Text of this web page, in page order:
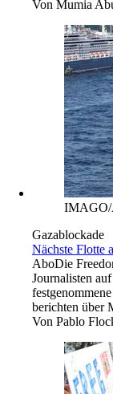
Von Mumia
IMAGO/
Gazablockade
Nächste Flotte
AboDie
Journalisten
berichten über
Von Pablo